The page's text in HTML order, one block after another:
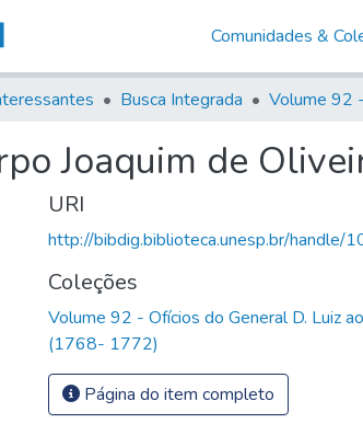
Comunidades &
Busca Integrada
Joaquim de
URI
http://bibdig.biblioteca.unesp.br/handle/
Coleções
Volume 92 - Ofícios do General D. Luiz
(1768- 1772)
Página do item completo